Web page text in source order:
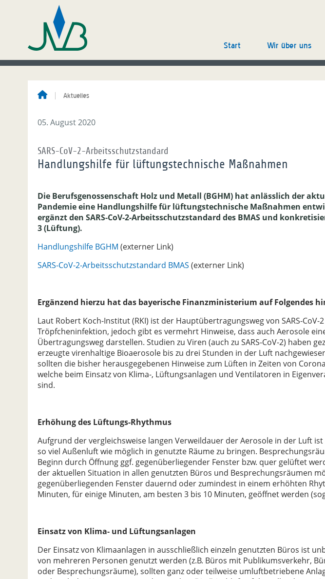
Start Wir über uns
Aktuelles
05. August 2020
SARS-CoV-2-Arbeitsschutzstandard
Handlungshilfe für lüftungstechnische Maßnahmen
Die Berufsgenossenschaft Holz und Metall (BGHM) hat anlässlich der
Pandemie eine Handlungshilfe für lüftungstechnische Maßnahmen
ergänzt den SARS-CoV-2-Arbeitsschutzstandard des BMAS und
3 (Lüftung).
Handlungshilfe BGHM (externer Link)
SARS-CoV-2-Arbeitsschutzstandard BMAS (externer Link)
Ergänzend hierzu hat das bayerische Finanzministerium auf Folgendes
Laut Robert Koch-Institut (RKI) ist der Hauptübertragungsweg von SARS-CoV-
Tröpfcheninfektion, jedoch gibt es vermehrt Hinweise, dass auch Aerosole
Übertragungsweg darstellen. Studien zu Viren (auch zu SARS-CoV-2) haben
erzeugte virenhaltige Bioaerosole bis zu drei Stunden in der Luft
sollten die bisher herausgegebenen Hinweise zum Lüften in Zeiten von
welche beim Einsatz von Klima-, Lüftungsanlagen und Ventilatoren in
sind.
Erhöhung des Lüftungs-Rhythmus
Aufgrund der vergleichsweise langen Verweildauer der Aerosole in der Luft
so viel Außenluft wie möglich in genutzte Räume zu bringen.
Beginn durch Öffnung ggf. gegenüberliegender Fenster bzw. quer gelüftet
der aktuellen Situation in allen genutzten Büros und Besprechungsräumen
gegenüberliegenden Fenster dauernd oder zumindest in einem erhöhten
Minuten, für einige Minuten, am besten 3 bis 10 Minuten, geöffnet werden
Einsatz von Klima- und Lüftungsanlagen
Der Einsatz von Klimaanlagen in ausschließlich einzeln genutzten Büros ist
von mehreren Personen genutzt werden (z.B. Büros mit Publikumsverkehr,
oder Besprechungsräume), sollten ganz oder teilweise umluftbetriebene